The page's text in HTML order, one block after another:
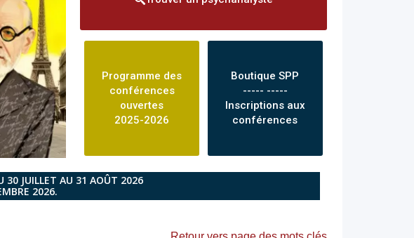
Programme des
conférences
ouvertes
2025-2026
Boutique SPP
----- -----
Inscriptions aux
conférences
30 JUILLET AU 31 AOÛT 2026
2026.